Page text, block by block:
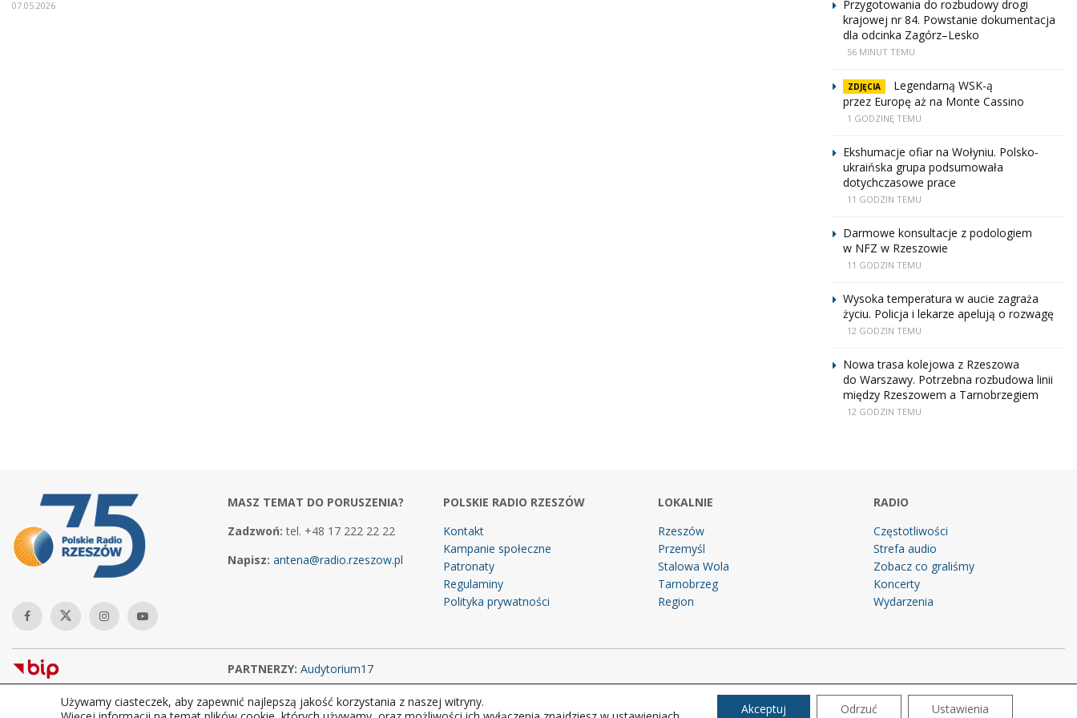
07.05.2026
Przygotowania do rozbudowy drogi
krajowej nr 84. Powstanie dokumentacja
dla odcinka Zagórz–Lesko
56 MINUT TEMU
ZDJĘCIA
Legendarną WSK-ą
przez Europę aż na Monte Cassino
1 GODZINĘ TEMU
Ekshumacje ofiar na Wołyniu. Polsko-
ukraińska grupa podsumowała
dotychczasowe prace
11 GODZIN TEMU
Darmowe konsultacje z podologiem
w NFZ w Rzeszowie
11 GODZIN TEMU
Wysoka temperatura w aucie zagraża
życiu. Policja i lekarze apelują o rozwagę
12 GODZIN TEMU
Nowa trasa kolejowa z Rzeszowa
do Warszawy. Potrzebna rozbudowa linii
między Rzeszowem a Tarnobrzegiem
12 GODZIN TEMU
MASZ TEMAT DO PORUSZENIA?
Zadzwoń: tel. +48 17 222 22 22
Napisz: antena@radio.rzeszow.pl
POLSKIE RADIO RZESZÓW
Kontakt
Kampanie społeczne
Patronaty
Regulaminy
Polityka prywatności
LOKALNIE
Rzeszów
Przemyśl
Stalowa Wola
Tarnobrzeg
Region
RADIO
Częstotliwości
Strefa audio
Zobacz co graliśmy
Koncerty
Wydarzenia
PARTNERZY: Audytorium17
Copyright © 2026Polskie Radio Rzeszów S.A. w likwidacj. Wszelkie prawa zastrzeżone.
Używamy ciasteczek, aby zapewnić najlepszą jakość korzystania z naszej witryny.
Akceptuj Odrzuć Ustawienia